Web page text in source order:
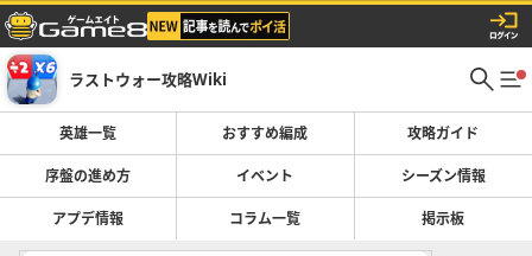
ラストウォー攻略Wiki
英雄一覧 おすすめ編成 攻略ガイド
序盤の進め方 イベント シーズン情報
アプデ情報 コラム一覧 掲示板